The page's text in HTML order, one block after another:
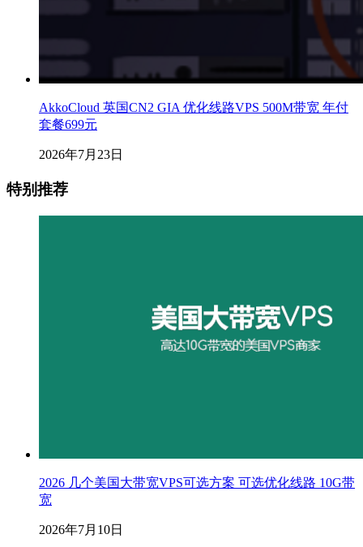
AkkoCloud 英国CN2 GIA 优化线路VPS 500M带宽 年付
套餐699元
2026年7月23日
特别推荐
2026 几个美国大带宽VPS可选方案 可选优化线路 10G带
宽
2026年7月10日